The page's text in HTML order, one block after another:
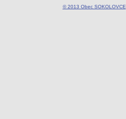
© 2013 Obec SOKOLOVCE